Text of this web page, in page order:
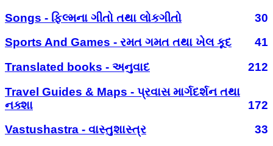
Songs - ફિલ્મના ગીતો તથા લોકગીતો
30
Sports And Games - રમત ગમત તથા ખેલ કૂદ
41
Translated books - અનુવાદ
212
Travel Guides & Maps - પ્રવાસ માર્ગદર્શન તથા
નક્શા
172
Vastushastra - વાસ્તુશાસ્ત્ર
33